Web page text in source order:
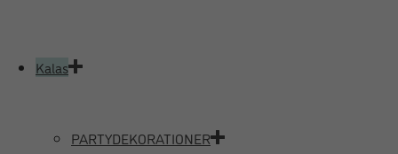
Kalas
PARTYDEKORATIONER